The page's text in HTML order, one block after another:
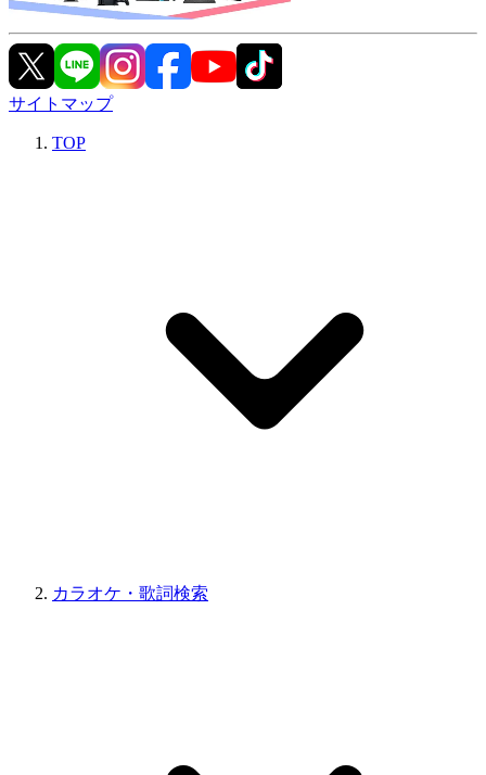
サイトマップ
TOP
カラオケ・歌詞検索